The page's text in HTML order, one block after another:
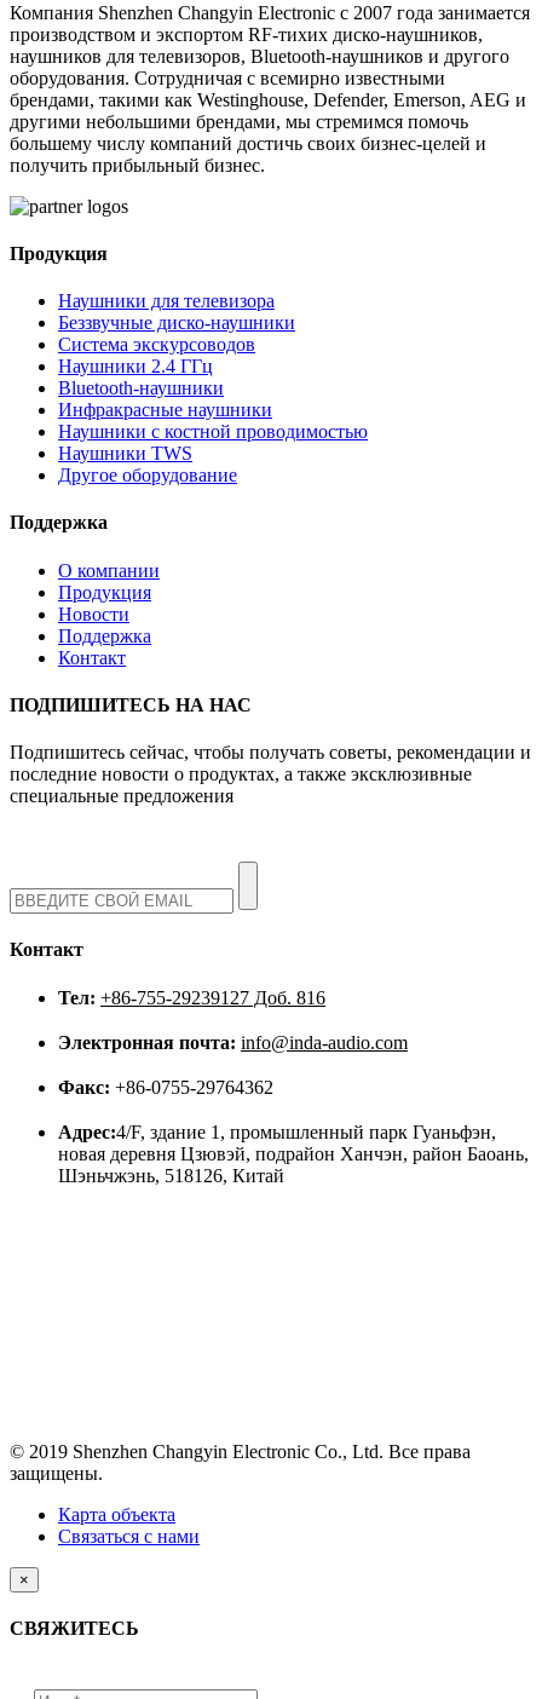
Компания Shenzhen Changyin Electronic с 2007 года занимается
производством и экспортом RF-тихих диско-наушников,
наушников для телевизоров, Bluetooth-наушников и другого
оборудования. Сотрудничая с всемирно известными
брендами, такими как Westinghouse, Defender, Emerson, AEG и
другими небольшими брендами, мы стремимся помочь
большему числу компаний достичь своих бизнес-целей и
получить прибыльный бизнес.
Продукция
Наушники для телевизора
Беззвучные диско-наушники
Система экскурсоводов
Наушники 2.4 ГГц
Bluetooth-наушники
Инфракрасные наушники
Наушники с костной проводимостью
Наушники TWS
Другое оборудование
Поддержка
О компании
Продукция
Новости
Поддержка
Контакт
ПОДПИШИТЕСЬ НА НАС
Подпишитесь сейчас, чтобы получать советы, рекомендации и
последние новости о продуктах, а также эксклюзивные
специальные предложения
Контакт
Тел: +86-755-29239127 Доб. 816
Электронная почта: info@inda-audio.com
Факс: +86-0755-29764362
Адрес:4/F, здание 1, промышленный парк Гуаньфэн,
новая деревня Цзювэй, подрайон Ханчэн, район Баоань,
Шэньчжэнь, 518126, Китай
© 2019 Shenzhen Changyin Electronic Co., Ltd. Все права
защищены.
Карта объекта
Связаться с нами
×
СВЯЖИТЕСЬ